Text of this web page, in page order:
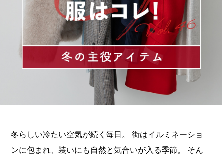
冬らしい冷たい空気が続く毎日。
街はイルミネーショ
ンに包まれ、装いにも自然と気合いが入る季節。
そん